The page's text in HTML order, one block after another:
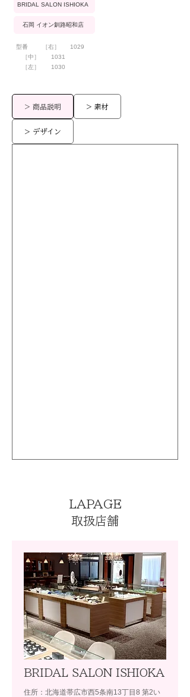
BRIDAL SALON ISHIOKA
石岡 イオン釧路昭和店
型番 ［右］
1029
［中］
［左］
1031
1030
> 商品説明 > 素材
> デザイン
LAPAGE
取扱店舗
BRIDAL SALON ISHIOKA
住所：北海道帯広市西5条南13丁目8 第2い